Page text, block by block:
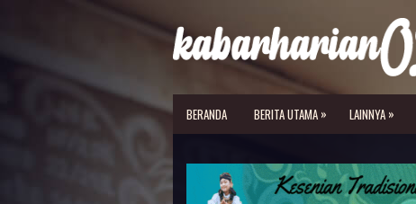
BERANDA BERITA UTAMA » LAINNYA »